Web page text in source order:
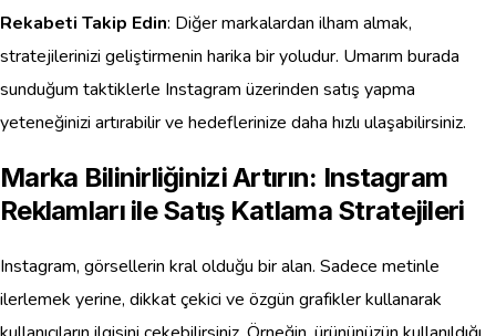
Rekabeti Takip Edin: Diğer markalardan ilham almak,
stratejilerinizi geliştirmenin harika bir yoludur. Umarım burada
sunduğum taktiklerle Instagram üzerinden satış yapma
yeteneğinizi artırabilir ve hedeflerinize daha hızlı ulaşabilirsiniz.
Marka Bilinirliğinizi Artırın: Instagram
Reklamları ile Satış Katlama Stratejileri
Instagram, görsellerin kral olduğu bir alan. Sadece metinle
ilerlemek yerine, dikkat çekici ve özgün grafikler kullanarak